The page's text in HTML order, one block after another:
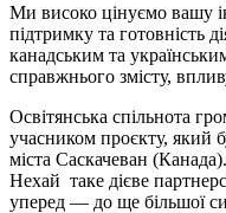
Ми високо цінуємо вашу
підтримку та готовність
канадським та
справжнього змісту,
Освітянська спільнота
учасником проєкту, який
міста Саскачеван (Канада).
Нехай таке дієве
уперед — до ще більшої